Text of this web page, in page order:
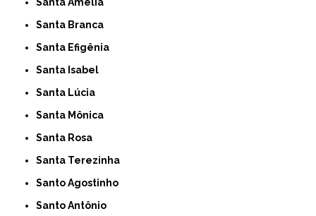
Santa Branca
Santa Efigênia
Santa Isabel
Santa Lúcia
Santa Mônica
Santa Rosa
Santa Terezinha
Santo Agostinho
Santo Antônio